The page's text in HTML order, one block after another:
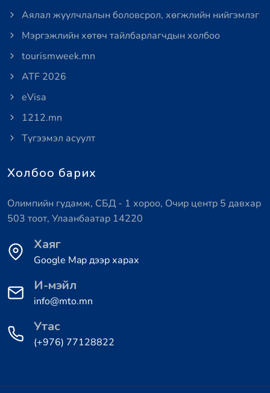
Аялал жуулчлалын боловсрол, хөгжлийн нийгэмлэг
Мэргэжлийн хөтөч тайлбарлагчдын холбоо
tourismweek.mn
ATF 2026
eVisa
1212.mn
Түгээмэл асуулт
Холбоо барих
Олимпийн гудамж, СБД - 1 хороо, Очир центр 5 давхар
503 тоот, Улаанбаатар 14220
Хаяг
Google Map дээр харах
И-мэйл
info@mto.mn
Утас
(+976) 77128822